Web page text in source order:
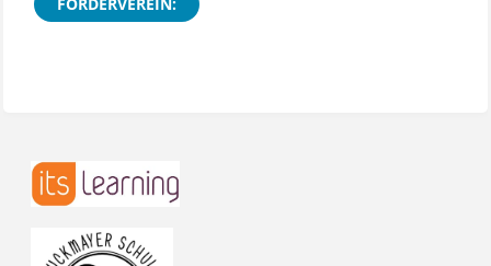
FÖRDERVEREIN: